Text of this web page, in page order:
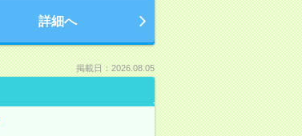
詳細へ
掲載日：2026.08.05